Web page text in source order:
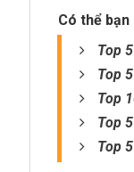
Có thể bạn
Top
Top
Top
Top
Top